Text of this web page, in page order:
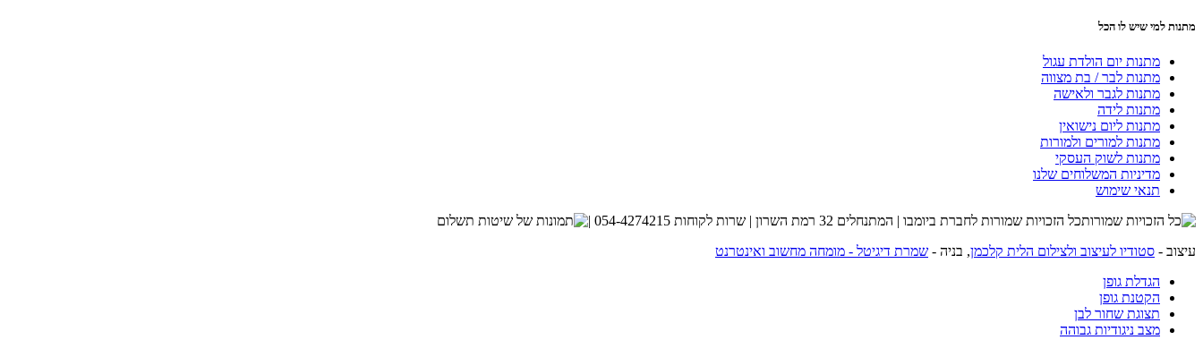
מתנות למי שיש לו הכל
מתנות יום הולדת עגול
מתנות לבר / בת מצווה
מתנות לגבר ולאישה
מתנות לידה
מתנות ליום נישואין
מתנות למורים ולמורות
מתנות לשוק העסקי
מדיניות המשלוחים שלנו
תנאי שימוש
כל הזכויות שמורות לחברת ביומבו | המתנחלים 32 רמת השרון | שרות לקוחות 054-4274215 |
עיצוב - סטודיו לעיצוב ולצילום הלית קלכמן, בניה - שמרת דיגיטל - מומחה מחשוב ואינטרנט
הגדלת גופן
הקטנת גופן
תצוגת שחור לבן
מצב ניגודיות גבוהה